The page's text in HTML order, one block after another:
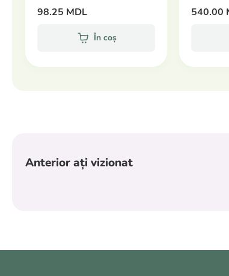
98.25 MDL
În coș
540.00
Anterior ați vizionat